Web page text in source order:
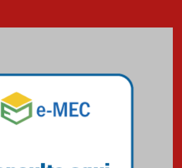
Mackenzie mobiliza campanha
solidária para apoiar famílias em
Minas Gerais